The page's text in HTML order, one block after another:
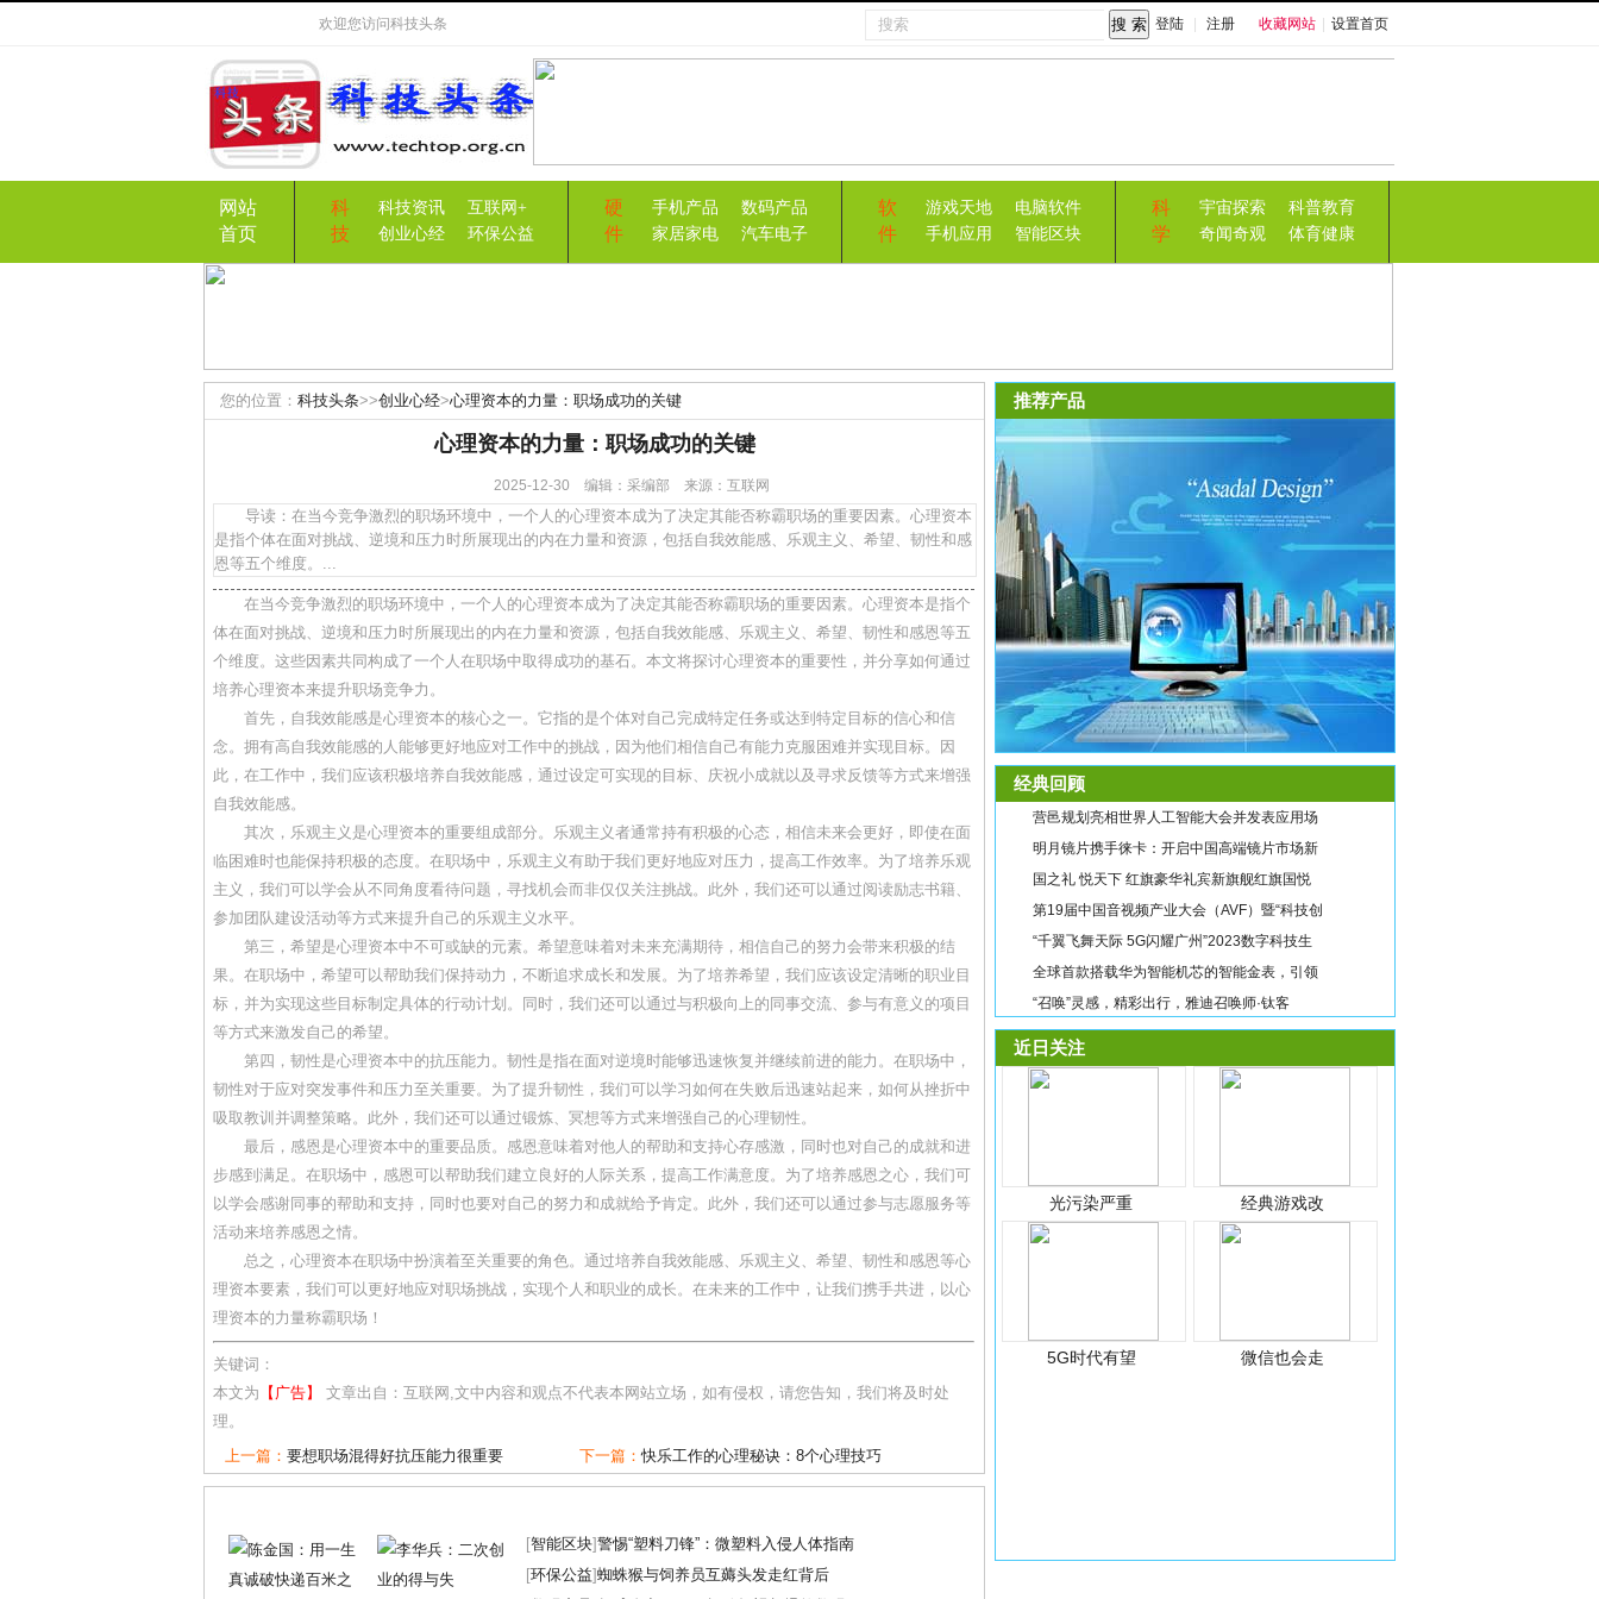
欢迎您访问科技头条 收藏网站 设置首页
登陆 注册
网站
首页
科
技
科技资讯
互联网+
创业心经
环保公益
硬
件
手机产品
数码产品
家居家电
汽车电子
软
件
游戏天地
电脑软件
手机应用
智能区块
科
学
宇宙探索
科普教育
奇闻奇观
体育健康
您的位置： 科技头条>>创业心经>心理资本的力量：职场成功的关键
心理资本的力量：职场成功的关键
2025-12-30 编辑：采编部 来源：互联网
导读：在当今竞争激烈的职场环境中，一个人的心理资本成为了决定其能否称霸职场的重要因素。心理资本
是指个体在面对挑战、逆境和压力时所展现出的内在力量和资源，包括自我效能感、乐观主义、希望、韧性和感
恩等五个维度。...
在当今竞争激烈的职场环境中，一个人的心理资本成为了决定其能否称霸职场的重要因素。心理资本是指个
体在面对挑战、逆境和压力时所展现出的内在力量和资源，包括自我效能感、乐观主义、希望、韧性和感恩等五
个维度。这些因素共同构成了一个人在职场中取得成功的基石。本文将探讨心理资本的重要性，并分享如何通过
培养心理资本来提升职场竞争力。
首先，自我效能感是心理资本的核心之一。它指的是个体对自己完成特定任务或达到特定目标的信心和信
念。拥有高自我效能感的人能够更好地应对工作中的挑战，因为他们相信自己有能力克服困难并实现目标。因
此，在工作中，我们应该积极培养自我效能感，通过设定可实现的目标、庆祝小成就以及寻求反馈等方式来增强
自我效能感。
其次，乐观主义是心理资本的重要组成部分。乐观主义者通常持有积极的心态，相信未来会更好，即使在面
临困难时也能保持积极的态度。在职场中，乐观主义有助于我们更好地应对压力，提高工作效率。为了培养乐观
主义，我们可以学会从不同角度看待问题，寻找机会而非仅仅关注挑战。此外，我们还可以通过阅读励志书籍、
参加团队建设活动等方式来提升自己的乐观主义水平。
第三，希望是心理资本中不可或缺的元素。希望意味着对未来充满期待，相信自己的努力会带来积极的结
果。在职场中，希望可以帮助我们保持动力，不断追求成长和发展。为了培养希望，我们应该设定清晰的职业目
标，并为实现这些目标制定具体的行动计划。同时，我们还可以通过与积极向上的同事交流、参与有意义的项目
等方式来激发自己的希望。
第四，韧性是心理资本中的抗压能力。韧性是指在面对逆境时能够迅速恢复并继续前进的能力。在职场中，
韧性对于应对突发事件和压力至关重要。为了提升韧性，我们可以学习如何在失败后迅速站起来，如何从挫折中
吸取教训并调整策略。此外，我们还可以通过锻炼、冥想等方式来增强自己的心理韧性。
最后，感恩是心理资本中的重要品质。感恩意味着对他人的帮助和支持心存感激，同时也对自己的成就和进
步感到满足。在职场中，感恩可以帮助我们建立良好的人际关系，提高工作满意度。为了培养感恩之心，我们可
以学会感谢同事的帮助和支持，同时也要对自己的努力和成就给予肯定。此外，我们还可以通过参与志愿服务等
活动来培养感恩之情。
总之，心理资本在职场中扮演着至关重要的角色。通过培养自我效能感、乐观主义、希望、韧性和感恩等心
理资本要素，我们可以更好地应对职场挑战，实现个人和职业的成长。在未来的工作中，让我们携手共进，以心
理资本的力量称霸职场！
关键词：
本文为 【广告】
文章出自：互联网,文中内容和观点不代表本网站立场，如有侵权，请您告知，我们将及时处
理。
上一篇： 要想职场混得好抗压能力很重要 下一篇：快乐工作的心理秘诀：8个心理技巧
[智能区块]警惕“塑料刀锋”：微塑料入侵人体指南
[环保公益]蜘蛛猴与饲养员互薅头发走红背后
推荐产品
经典回顾
营邑规划亮相世界人工智能大会并发表应用场
明月镜片携手徕卡：开启中国高端镜片市场新
国之礼 悦天下 红旗豪华礼宾新旗舰红旗国悦
第19届中国音视频产业大会（AVF）暨“科技创
“千翼飞舞天际 5G闪耀广州”2023数字科技生
全球首款搭载华为智能机芯的智能金表，引领
“召唤”灵感，精彩出行，雅迪召唤师·钛客
近日关注
光污染严重 经典游戏改
5G时代有望 微信也会走